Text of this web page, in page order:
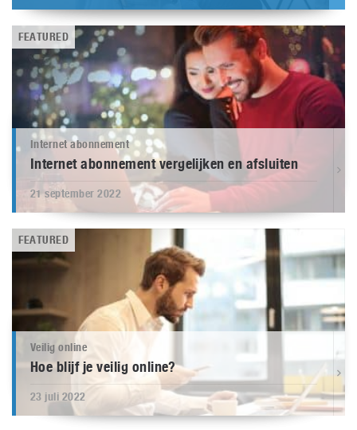
FEATURED
Internet abonnement
Internet abonnement vergelijken en afsluiten
21 september 2022
FEATURED
Veilig online
Hoe blijf je veilig online?
23 juli 2022